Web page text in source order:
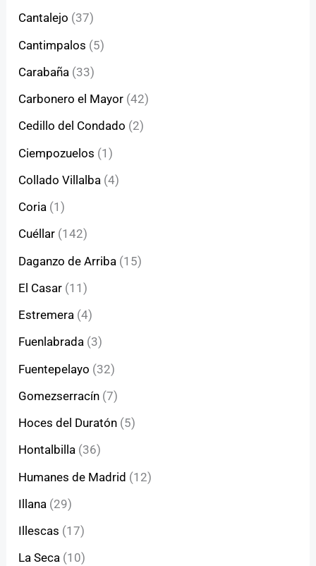
Cantalejo (37)
Cantimpalos (5)
Carabaña (33)
Carbonero el Mayor (42)
Cedillo del Condado (2)
Ciempozuelos (1)
Collado Villalba (4)
Coria (1)
Cuéllar (142)
Daganzo de Arriba (15)
El Casar (11)
Estremera (4)
Fuenlabrada (3)
Fuentepelayo (32)
Gomezserracín (7)
Hoces del Duratón (5)
Hontalbilla (36)
Humanes de Madrid (12)
Illana (29)
Illescas (17)
La Seca (10)